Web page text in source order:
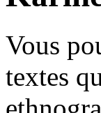
Vous
textes